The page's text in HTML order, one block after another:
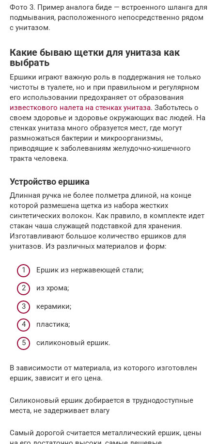
Фото 3. Пример аналога биде — встроенного шланга для
подмывания, расположенного непосредственно рядом
с унитазом.
Какие бываю щетки для унитаза как
выбрать
Ершики играют важную роль в поддержания не только
чистоты в туалете, но и при правильном и регулярном
его использовании предохраняет от образования
известкового налета на стенках унитаза. Заботьтесь о
своем здоровье и здоровье окружающих вас людей. На
стенках унитаза много образуется мест, где могут
размножаться бактерии и микроорганизмы,
приводящие к заболеваниям желудочно-кишечного
тракта человека.
Устройство ершика
Длинная ручка не более полметра длиной, на конце
которой размешена щетка из набора жестких
синтетических волокон. Как правило, в комплекте идет
стакан чаша служащей подставкой для хранения.
Изготавливают большое количество ершиков для
унитазов. Из различных материалов и форм:
Ершик из нержавеющей стали;
из хрома;
керамики;
пластика;
силиконовый ершик.
В зависимости от материала, из которого изготовлен
ершик, зависит и его цена.
Силиконовый ершик добирается в труднодоступные
места, не задерживает влагу
Самый дорогой считается металлический ершик, цены